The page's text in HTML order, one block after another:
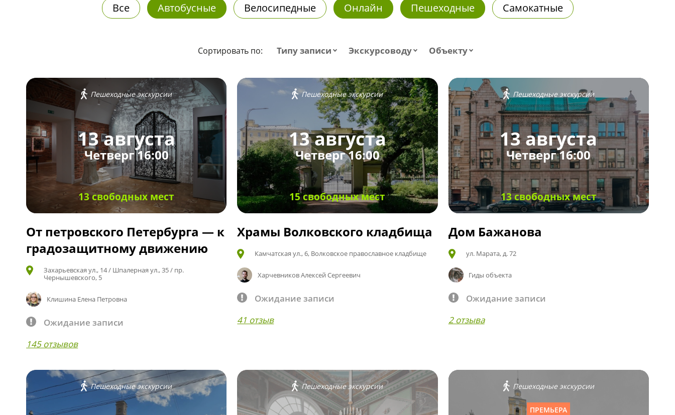
Все Автобусные Велосипедные Онлайн Пешеходные Самокатные
Сортировать по: Типу записи Экскурсоводу Объекту
Пешеходные экскурсии
13 августа
Четверг 16:00
13 свободных мест
От петровского Петербурга — к
градозащитному движению
Захарьевская ул., 14 / Шпалерная ул., 35 / пр.
Чернышевского, 5
Клишина Елена Петровна
Ожидание записи
145 отзывов
Пешеходные экскурсии
13 августа
Четверг 16:00
15 свободных мест
Храмы Волковского кладбища
Камчатская ул., 6, Волковское православное кладбище
Харчевников Алексей Сергеевич
Ожидание записи
41 отзыв
Пешеходные экскурсии
13 августа
Четверг 16:00
13 свободных мест
Дом Бажанова
ул. Марата, д. 72
Гиды объекта
Ожидание записи
2 отзыва
Пешеходные экскурсии Пешеходные экскурсии Пешеходные экскурсии
ПРЕМЬЕРА